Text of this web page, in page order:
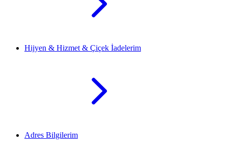
Hijyen & Hizmet & Çiçek İadelerim
Adres Bilgilerim